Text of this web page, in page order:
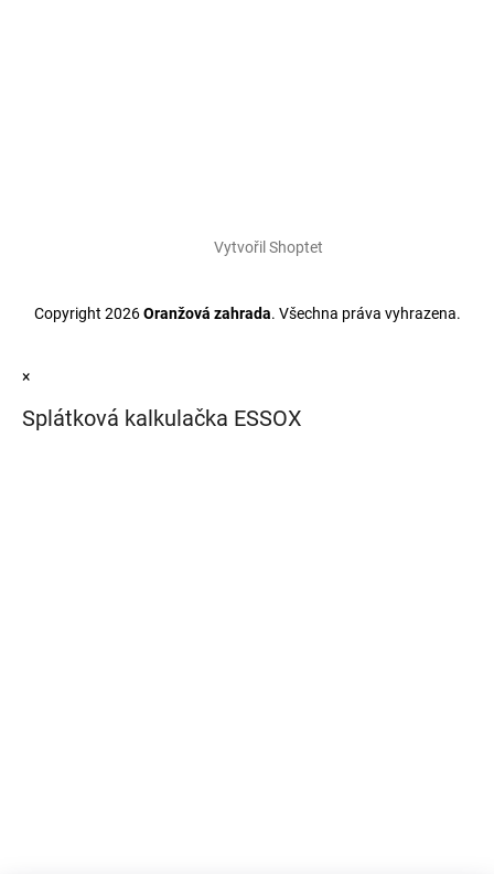
Vytvořil Shoptet
Copyright 2026Oranžová zahrada. Všechna práva vyhrazena.
×
Splátková kalkulačka ESSOX